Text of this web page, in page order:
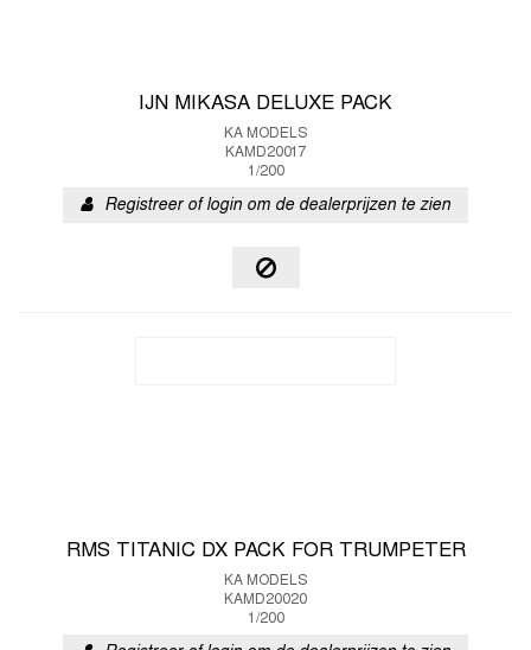
IJN MIKASA DELUXE PACK
KA MODELS
KAMD20017
1/200
Registreer of login om de dealerprijzen te zien
RMS TITANIC DX PACK FOR TRUMPETER
KA MODELS
KAMD20020
1/200